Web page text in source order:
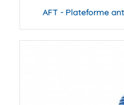
AFT - Plateforme